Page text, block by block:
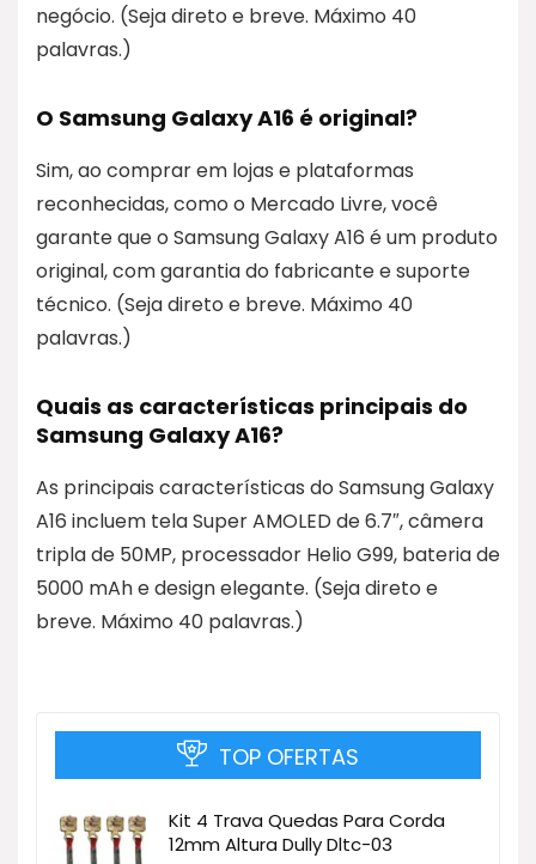
negócio. (Seja direto e breve. Máximo 40
palavras.)
O Samsung Galaxy A16 é original?
Sim, ao comprar em lojas e plataformas
reconhecidas, como o Mercado Livre, você
garante que o Samsung Galaxy A16 é um produto
original, com garantia do fabricante e suporte
técnico. (Seja direto e breve. Máximo 40
palavras.)
Quais as características principais do
Samsung Galaxy A16?
As principais características do Samsung Galaxy
A16 incluem tela Super AMOLED de 6.7″, câmera
tripla de 50MP, processador Helio G99, bateria de
5000 mAh e design elegante. (Seja direto e
breve. Máximo 40 palavras.)
TOP OFERTAS
Kit 4 Trava Quedas Para Corda
12mm Altura Dully Dltc-03